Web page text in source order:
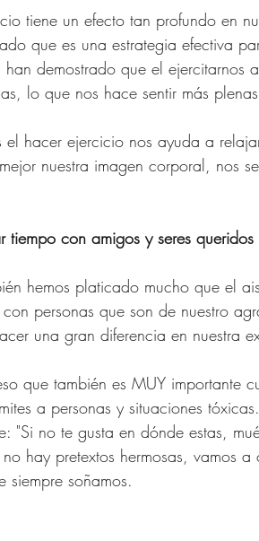
para Mujeres
de Sol para
Banana
tiene un efecto tan profundo en
que es una estrategia efectiva
han demostrado que el
lo que nos hace sentir más
el hacer ejercicio nos ayuda a
nuestra imagen corporal, nos
tiempo con amigos y seres queridos
hemos platicado mucho que el
personas que son de nuestro
una gran diferencia en nuestra
que también es MUY
a personas y situaciones
"Si no te gusta en dónde estas,
hay pretextos hermosas, vamos
siempre soñamos.